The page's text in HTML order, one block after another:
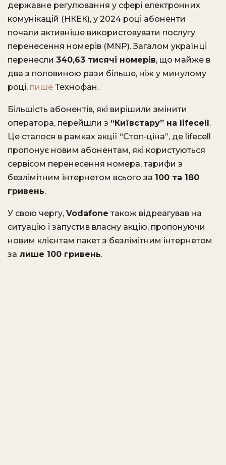
державне регулювання у сфері електронних
комунікацій (НКЕК), у 2024 році абоненти
почали активніше використовувати послугу
перенесення номерів (MNP). Загалом українці
перенесли 340,63 тисячі номерів, що майже в
два з половиною рази більше, ніж у минулому
році, пише Технофан.
Більшість абонентів, які вирішили змінити
оператора, перейшли з “Київстару” на lifecell.
Це сталося в рамках акції “Стоп-ціна”, де lifecell
пропонує новим абонентам, які користуються
сервісом перенесення номера, тарифи з
безлімітним інтернетом всього за 100 та 180
гривень.
У свою чергу, Vodafone також відреагував на
ситуацію і запустив власну акцію, пропонуючи
новим клієнтам пакет з безлімітним інтернетом
за лише 100 гривень.